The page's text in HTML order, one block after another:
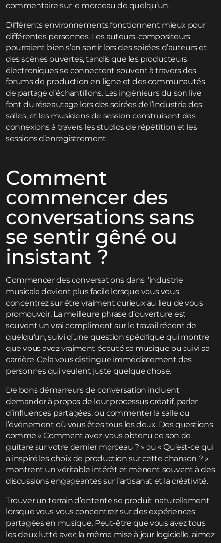
commentaire sur le morceau de quelqu’un.
Différents environnements fonctionnent mieux pour
différentes personnes. Les auteurs-compositeurs
pourraient bien s’en sortir lors des soirées d’auteurs et
des scènes ouvertes, tandis que les producteurs
électroniques se connectent souvent à travers des
forums de production en ligne et des communautés
de partage d’échantillons. Les ingénieurs du son live
font du réseautage lors des soirées de l’industrie des
salles, et les musiciens de session construisent des
connexions à travers les studios de répétition et les
sessions d’enregistrement.
Comment
commencer des
conversations sans
se sentir gêné ou
insistant ?
Commencer des conversations dans l’industrie
musicale devient plus facile lorsque vous vous
concentrez sur être vraiment curieux au lieu de vous
promouvoir. La meilleure phrase d’ouverture est
souvent un vrai compliment sur le travail récent de
quelqu’un, suivi d’une question spécifique qui montre
que vous avez vraiment écouté sa musique ou suivi sa
carrière. Cela vous distingue immédiatement des
personnes qui veulent juste quelque chose.
De bons démarreurs de conversation incluent
demander à propos de leur processus créatif, parler
d’influences partagées, ou commenter la salle ou
l’événement où vous êtes tous les deux. Des questions
comme « Comment avez-vous obtenu ce son de
guitare sur votre dernier morceau ? » ou « Qu’est-ce qui
a inspiré les choix de production sur cette chanson ? »
montrent un véritable intérêt et mènent souvent à des
discussions engageantes sur l’artisanat et la créativité.
Trouver un terrain d’entente se produit naturellement
lorsque vous vous concentrez sur des expériences
partagées en musique. Peut-être que vous avez tous
les deux lutté avec la même mise à jour logicielle, aimez